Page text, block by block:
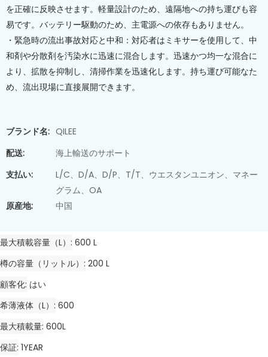
を正確に反映させます。軽量設計のため、遠隔地への持ち運びも容
易です。バッテリー駆動のため、主電源への依存もありません。
・緊急時の流出事故対応と中和：対応者はミキサーを使用して、中
和剤や分散剤を汚染水に迅速に混合します。迅速かつ均一な混合に
より、拡散を抑制し、清掃作業を迅速化します。持ち運び可能なた
め、流出現場に直接展開できます。
ブランド名: QILEE
配送:
海上輸送のサポート
支払い:
L/C、D/A、D/P、T/T、ウエスタンユニオン、マネー
グラム、OA
原産地:
中国
最大積載容量（L）
600 L
樽の容量（リットル）
200 L
顧客化 はい
希薄液体（L）
600
最大積載量 600L
保証 1YEAR